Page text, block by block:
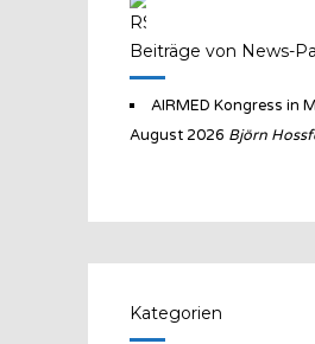
Beiträge von News-
AIRMED Kongress in
August 2026 Björn
Kategorien